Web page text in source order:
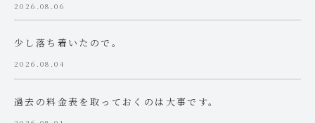
2026.08.06
少し落ち着いたので。
2026.08.04
過去の料金表を取っておくのは大事です。